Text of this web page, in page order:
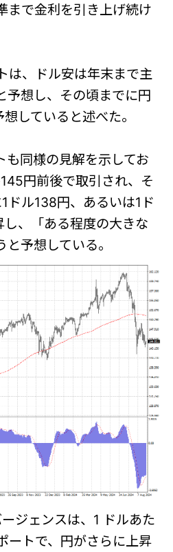
まで金利を引き上げ続け
は、ドル安は年末まで主
予想し、その頃までに円
していると述べた。
も同様の見解を示してお
円前後で取引され、そ
ドル138円、あるいは1ド
、「ある程度の大きな
予想している。
ジェンスは、1 ドルあた
ートで、円がさらに上昇